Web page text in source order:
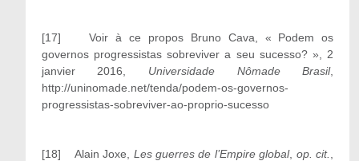
[17] Voir à ce propos Bruno Cava, « Podem os
governos progressistas sobreviver a seu sucesso? », 2
janvier 2016, Universidade Nômade Brasil,
http://uninomade.net/tenda/podem-os-governos-
progressistas-sobreviver-ao-proprio-sucesso
[18] Alain Joxe, Les guerres de l’Empire global, op. cit.